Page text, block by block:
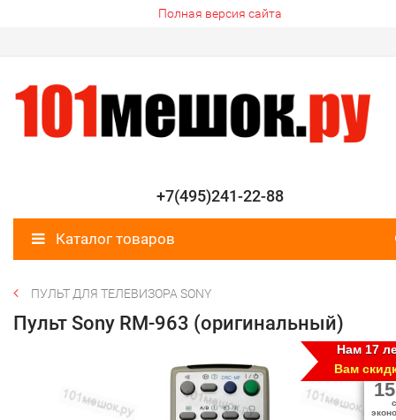
Полная версия сайта
+7(495)241-22-88
Каталог товаров
ПУЛЬТ ДЛЯ ТЕЛЕВИЗОРА SONY
Пульт Sony RM-963 (оригинальный)
Нам 17
Вам
15